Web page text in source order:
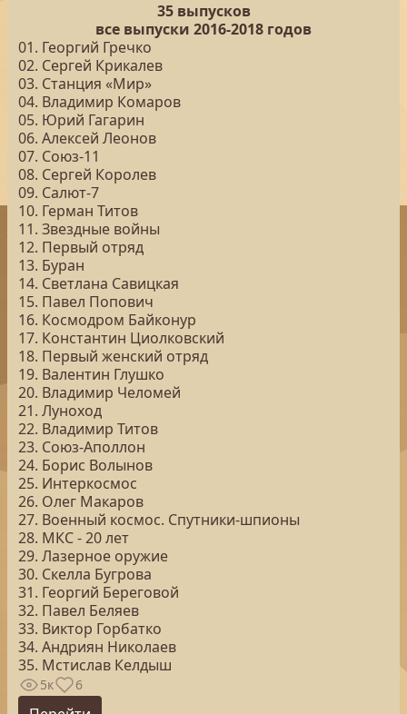
35 выпусков
все выпуски 2016-2018 годов
01. Георгий Гречко
02. Сергей Крикалев
03. Станция «Мир»
04. Владимир Комаров
05. Юрий Гагарин
06. Алексей Леонов
07. Союз-11
08. Сергей Королев
09. Салют-7
10. Герман Титов
11. Звездные войны
12. Первый отряд
13. Буран
14. Светлана Савицкая
15. Павел Попович
16. Космодром Байконур
17. Константин Циолковский
18. Первый женский отряд
19. Валентин Глушко
20. Владимир Челомей
21. Луноход
22. Владимир Титов
23. Союз-Аполлон
24. Борис Волынов
25. Интеркосмос
26. Олег Макаров
27. Военный космос. Спутники-шпионы
28. МКС - 20 лет
29. Лазерное оружие
30. Скелла Бугрова
31. Георгий Береговой
32. Павел Беляев
33. Виктор Горбатко
34. Андриян Николаев
35. Мстислав Келдыш
5к 6